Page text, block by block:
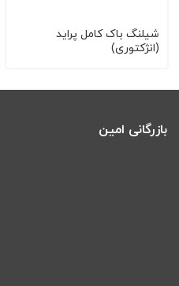
شیلنگ باک کامل پراید
(انژکتوری)
بازرگانی امین